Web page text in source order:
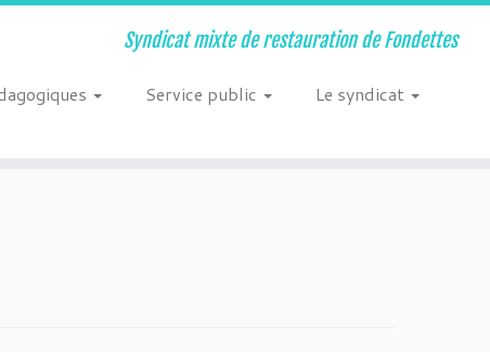
Syndicat mixte de restauration de Fondettes
Service public
Le syndicat